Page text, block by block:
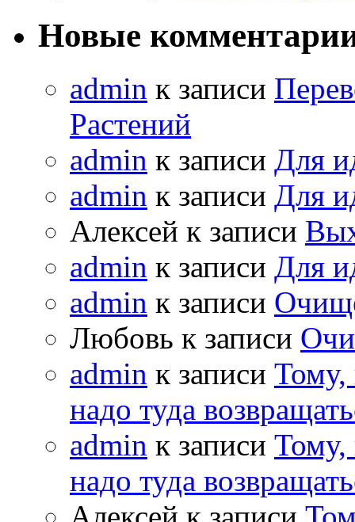
Новые
admin к записи
Растений
admin к записи Для
admin к записи Для
Алексей к записи
admin к записи Для
admin к записи
Любовь к записи
admin к записи Тому,
надо туда
admin к записи Тому,
надо туда